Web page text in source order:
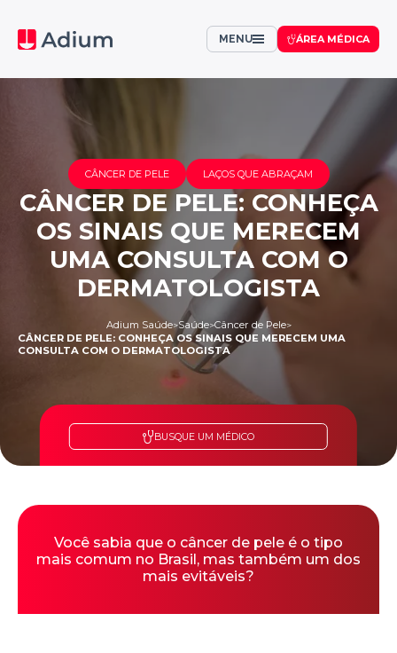
ÁREA MÉDICA
MENU
CÂNCER DE PELE LAÇOS QUE ABRAÇAM
CÂNCER DE PELE: CONHEÇA
OS SINAIS QUE MERECEM
UMA CONSULTA COM O
DERMATOLOGISTA
Adium Saúde>Saúde>Câncer de Pele>
CÂNCER DE PELE: CONHEÇA OS SINAIS QUE MERECEM UMA
CONSULTA COM O DERMATOLOGISTA
BUSQUE UM MÉDICO
Você sabia que o câncer de pele é o tipo
mais comum no Brasil, mas também um dos
mais evitáveis?